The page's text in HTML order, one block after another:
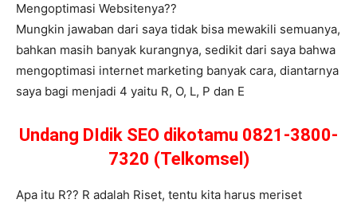
Mengoptimasi Websitenya??
Mungkin jawaban dari saya tidak bisa mewakili semuanya,
bahkan masih banyak kurangnya, sedikit dari saya bahwa
mengoptimasi internet marketing banyak cara, diantarnya
saya bagi menjadi 4 yaitu R, O, L, P dan E
Undang DIdik SEO dikotamu 0821-3800-
7320 (Telkomsel)
Apa itu R?? R adalah Riset, tentu kita harus meriset